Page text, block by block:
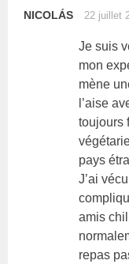
NICOLÁS 22 juillet
Je suis
mon
mène
l’aise
toujours
pays
J’ai
amis
repas